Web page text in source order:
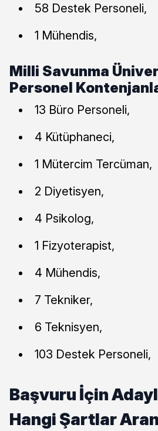
58 Destek Personeli,
1 Mühendis,
Milli Savunma
Personel
13 Büro Personeli,
4 Kütüphaneci,
1 Mütercim Tercüman,
2 Diyetisyen,
4 Psikolog,
1 Fizyoterapist,
4 Mühendis,
7 Tekniker,
6 Teknisyen,
103 Destek Personeli,
Başvuru İçin
Hangi Şartlar